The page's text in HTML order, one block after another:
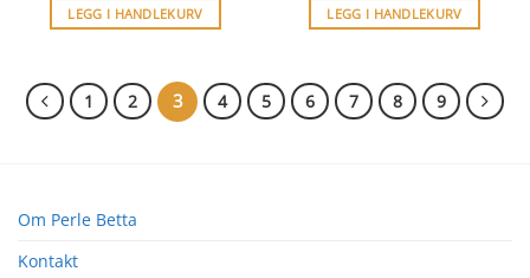
LEGG I HANDLEKURV
LEGG I HANDLEKURV
1 2 3 4 5 6 7 8 9
Om Perle Betta
Kontakt